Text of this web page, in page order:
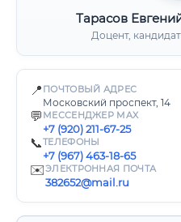
Тарасов
Доцент,
📍 ПОЧТОВЫЙ АДРЕС
Московский проспект, 14
💬 МЕССЕНДЖЕР MAX
+7 (920) 211-67-25
📞ТЕЛЕФОНЫ
+7 (967) 463-18-65
✉️ЭЛЕКТРОННАЯ ПОЧТА
382652@mail.ru